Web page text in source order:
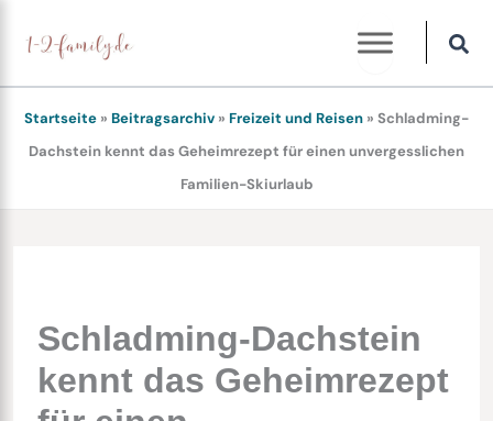
Inhalt
springen
Startseite » Beitragsarchiv » Freizeit und Reisen » Schladming-
Dachstein kennt das Geheimrezept für einen unvergesslichen
Familien-Skiurlaub
Schladming-Dachstein
kennt das Geheimrezept